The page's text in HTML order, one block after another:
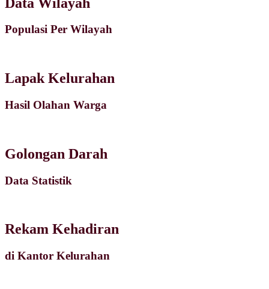
Populasi Per Wilayah
Lapak Kelurahan
Hasil Olahan Warga
Golongan Darah
Data Statistik
Rekam Kehadiran
di Kantor Kelurahan